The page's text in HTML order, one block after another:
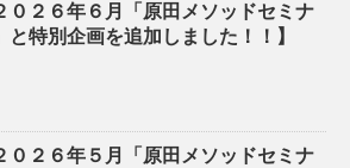
０２６年６月「原田メソッドセミナ
と特別企画を追加しました！！】
０２６年５月「原田メソッドセミナ